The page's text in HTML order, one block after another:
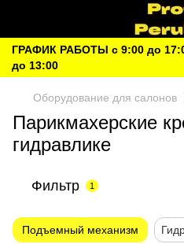
ГРАФИК РАБОТЫ с 9:00 до
до 13:00
Оборудование для салонов
Парикмахерские
гидравлике
Фильтр 1
Подъемный механизм